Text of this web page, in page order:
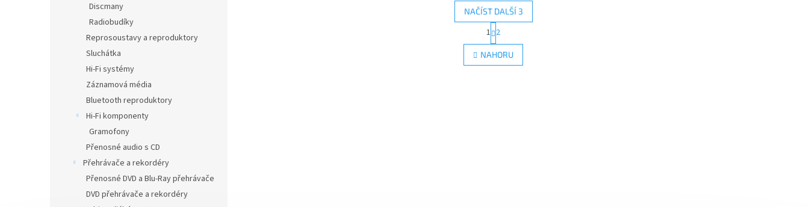
Discmany
Radiobudíky
Reprosoustavy a reproduktory
Sluchátka
Hi-Fi systémy
Záznamová média
Bluetooth reproduktory
Hi-Fi komponenty
Gramofony
Přenosné audio s CD
Přehrávače a rekordéry
Přenosné DVD a Blu-Ray přehrávače
DVD přehrávače a rekordéry
O
v
l
NAČÍST DALŠÍ 3
S
t
r
á
n
1 2
NAHORU